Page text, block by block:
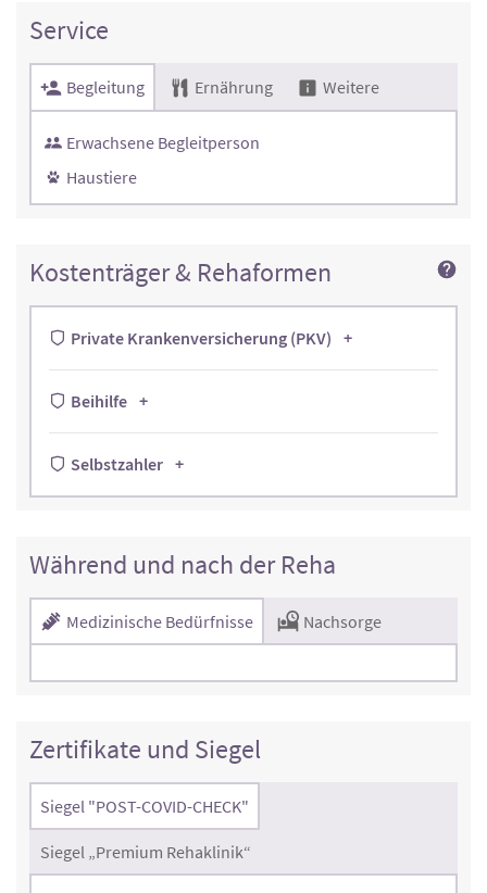
Service
Begleitung Ernährung Weitere
Erwachsene Begleitperson
Haustiere
Kostenträger & Rehaformen
Private Krankenversicherung (PKV)
Beihilfe
Selbstzahler
Während und nach der Reha
Medizinische Bedürfnisse Nachsorge
Zertifikate und Siegel
Siegel "POST-COVID-CHECK"
Siegel „Premium Rehaklinik“